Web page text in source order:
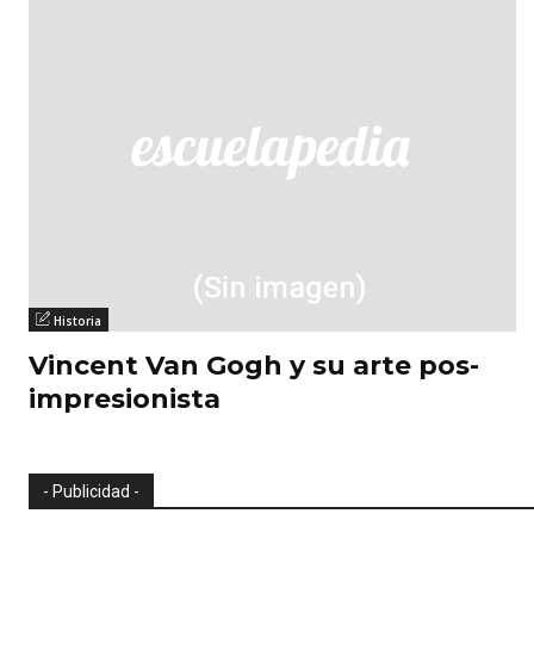
Historia
Vincent Van Gogh y su arte pos-
impresionista
- Publicidad -